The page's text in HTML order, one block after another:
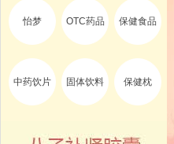
怡梦 OTC药品 保健食品
中药饮片 固体饮料 保健枕